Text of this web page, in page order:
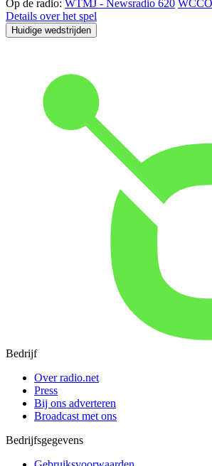
Op de radio: WTMJ - Newsradio 620
Details over het spel
Huidige wedstrijden
Bedrijf
Over radio.net
Press
Bij ons adverteren
Broadcast met ons
Bedrijfsgegevens